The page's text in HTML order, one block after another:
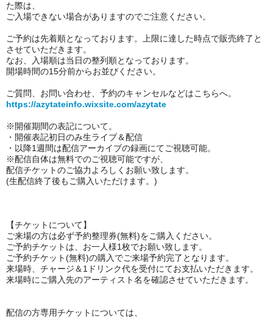
た際は、
ご入場できない場合がありますのでご注意ください。
ご予約は先着順となっております。上限に達した時点で販売終了と
させていただきます。
なお、入場順は当日の整列順となっております。
開場時間の15分前からお並びください。
ご質問、お問い合わせ、予約のキャンセルなどはこちらへ。
https://azytateinfo.wixsite.com/azytate
※開催期間の表記について。
・開催表記初日のみ生ライブ＆配信
・以降1週間は配信アーカイブの録画にてご視聴可能。
※配信自体は無料でのご視聴可能ですが、
配信チケットのご協力よろしくお願い致します。
(生配信終了後もご購入いただけます。)
【チケットについて】
ご来場の方は必ず予約整理券(無料)をご購入ください。
ご予約チケットは、お一人様1枚でお願い致します。
ご予約チケット(無料)の購入でご来場予約完了となります。
来場時、チャージ＆1ドリンク代を受付にてお支払いただきます。
来場時にご購入先のアーティスト名を確認させていただきます。
配信の方専用チケットについては、